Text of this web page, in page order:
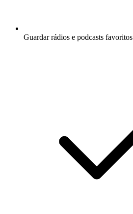
Guardar rádios e podcasts favoritos